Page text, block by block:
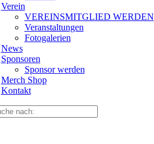
Verein
VEREINSMITGLIED WERDEN
Veranstaltungen
Fotogalerien
News
Sponsoren
Sponsor werden
Merch Shop
Kontakt